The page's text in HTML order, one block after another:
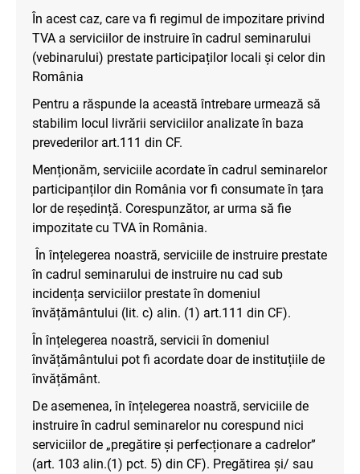
În acest caz, care va fi regimul de impozitare privind
TVA a serviciilor de instruire în cadrul seminarului
(vebinarului) prestate participaților locali și celor din
România
Pentru a răspunde la această întrebare urmează să
stabilim locul livrării serviciilor analizate în baza
prevederilor art.111 din CF.
Menționăm, serviciile acordate în cadrul seminarelor
participanților din România vor fi consumate în țara
lor de reședință. Corespunzător, ar urma să fie
impozitate cu TVA în România.
În înțelegerea noastră, serviciile de instruire prestate
în cadrul seminarului de instruire nu cad sub
incidența serviciilor prestate în domeniul
învățământului (lit. c) alin. (1) art.111 din CF).
În înțelegerea noastră, servicii în domeniul
învățământului pot fi acordate doar de instituțiile de
învățământ.
De asemenea, în înțelegerea noastră, serviciile de
instruire în cadrul seminarelor nu corespund nici
serviciilor de „pregătire și perfecționare a cadrelor”
(art. 103 alin.(1) pct. 5) din CF). Pregătirea și/ sau